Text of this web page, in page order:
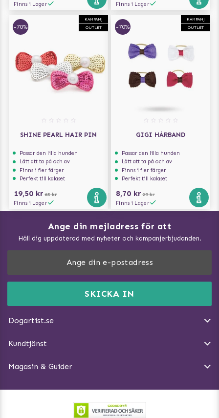
Finns i Lager Finns i Lager
KAMPANJ
OUTLET
-70%
SHINE PEARL HAIR PIN
Passar den lilla hunden
Lätt att ta på och av
Finns i fler färger
Perfekt till kalaset
19,50 kr 65 kr
Finns i Lager
KAMPANJ
OUTLET
-70%
GIGI HÅRBAND
Passar den lilla hunden
Lätt att ta på och av
Finns i fler färger
Perfekt till kalaset
8,70 kr 29 kr
Finns i Lager
Ange din mejladress för att
Håll dig uppdaterad med nyheter och kampanjerbjudanden.
SKICKA IN
Dogartist.se
DogArtist.se drivs av:
E-post:info@dogartist.se
Kundtjänst
Ångra Köp
Magasin & Guider
Vad kan hundar äta?
Träna Nose Work hemma
Så gör du promenaden roligare
Hundbäddar